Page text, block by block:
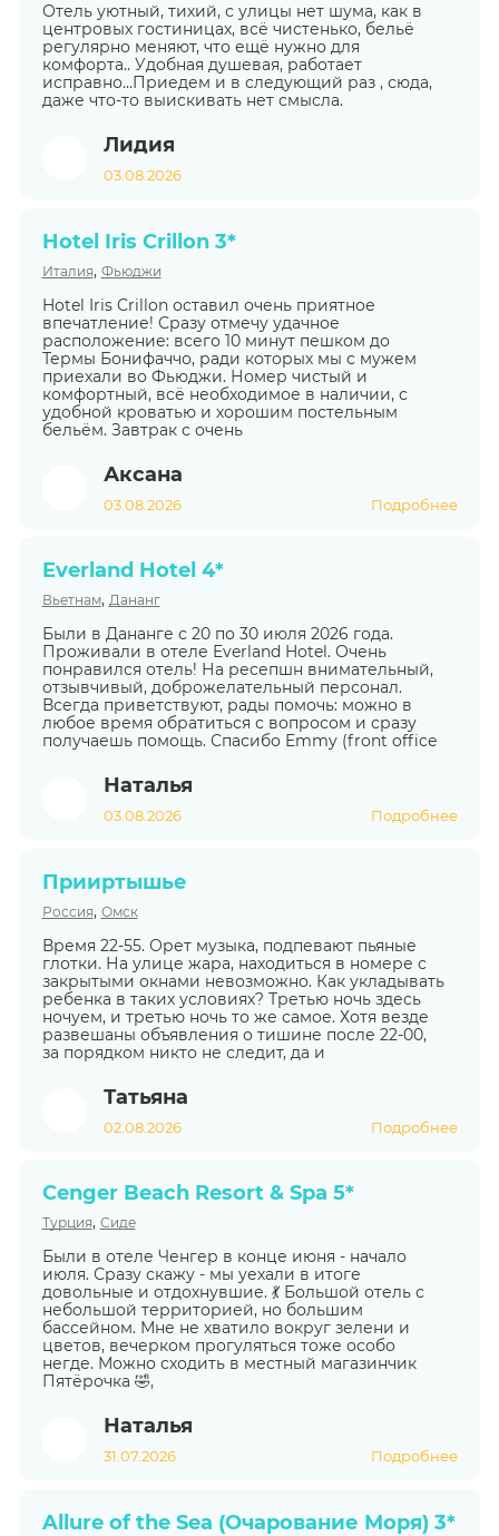
Отель уютный, тихий, с улицы нет шума, как в
центровых гостиницах, всё чистенько, бельё
регулярно меняют, что ещё нужно для
комфорта.. Удобная душевая, работает
исправно...Приедем и в следующий раз , сюда,
даже что-то выискивать нет смысла.
Лидия
03.08.2026
Hotel Iris Crillon 3*
Италия, Фьюджи
Hotel Iris Crillon оставил очень приятное
впечатление! Сразу отмечу удачное
расположение: всего 10 минут пешком до
Термы Бонифаччо, ради которых мы с мужем
приехали во Фьюджи. Номер чистый и
комфортный, всё необходимое в наличии, с
удобной кроватью и хорошим постельным
бельём. Завтрак с очень
Аксана
03.08.2026 Подробнее
Everland Hotel 4*
Вьетнам, Дананг
Были в Дананге с 20 по 30 июля 2026 года.
Проживали в отеле Everland Hotel. Очень
понравился отель! На ресепшн внимательный,
отзывчивый, доброжелательный персонал.
Всегда приветствуют, рады помочь: можно в
любое время обратиться с вопросом и сразу
получаешь помощь. Спасибо Emmy (front office
Наталья
03.08.2026 Подробнее
Прииртышье
Россия, Омск
Время 22-55. Орет музыка, подпевают пьяные
глотки. На улице жара, находиться в номере с
закрытыми окнами невозможно. Как укладывать
ребенка в таких условиях? Третью ночь здесь
ночуем, и третью ночь то же самое. Хотя везде
развешаны объявления о тишине после 22-00,
за порядком никто не следит, да и
Татьяна
02.08.2026 Подробнее
Cenger Beach Resort & Spa 5*
Турция, Сиде
Были в отеле Ченгер в конце июня - начало
июля. Сразу скажу - мы уехали в итоге
довольные и отдохнувшие. 💃 Большой отель с
небольшой территорией, но большим
бассейном. Мне не хватило вокруг зелени и
цветов, вечерком прогуляться тоже особо
негде. Можно сходить в местный магазинчик
Пятёрочка 🤣,
Наталья
31.07.2026 Подробнее
Allure of the Sea (Очарование Моря) 3*